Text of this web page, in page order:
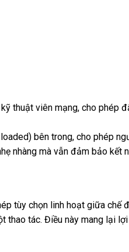
thuật viên mạng, cho
bên trong, cho phép
nhàng mà vẫn đảm bảo
tùy chọn linh hoạt giữa
thao tác. Điều này mang lại